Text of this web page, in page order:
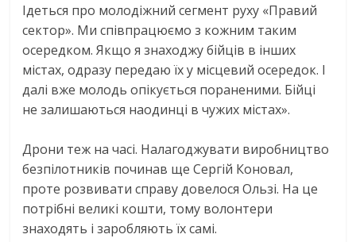
Ідеться про молодіжний сегмент руху «Правий
сектор». Ми співпрацюємо з кожним таким
осередком. Якщо я знаходжу бійців в інших
містах, одразу передаю їх у місцевий осередок. І
далі вже молодь опікується пораненими. Бійці
не залишаються наодинці в чужих містах».
Дрони теж на часі. Налагоджувати виробництво
безпілотників починав ще Сергій Коновал,
проте розвивати справу довелося Ользі. На це
потрібні великі кошти, тому волонтери
знаходять і заробляють їх самі.